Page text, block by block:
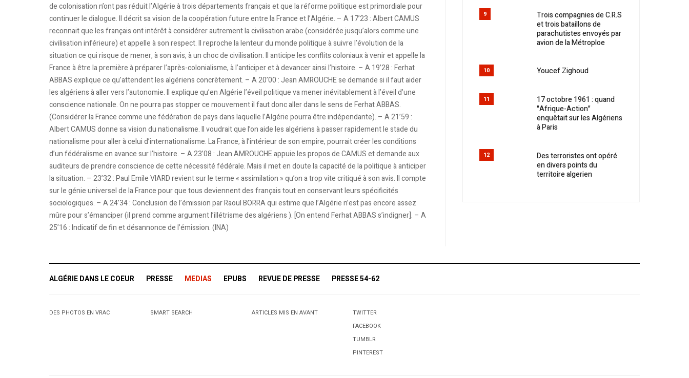
de colonisation n’ont pas réduit l’Algérie à trois départements français et que la réforme politique est primordiale pour
continuer le dialogue. Il décrit sa vision de la coopération future entre la France et l’Algérie. – A 17’23 : Albert CAMUS
reconnait que les français ont intérêt à considérer autrement la civilisation arabe (considérée jusqu’alors comme une
civilisation inférieure) et appelle à son respect. Il reproche la lenteur du monde politique à suivre l’évolution de la
situation ce qui risque de mener, à son avis, à un choc de civilisation. Il anticipe les conflits coloniaux à venir et appelle la
France à être la première à préparer l’après-colonialisme, à l’anticiper et à devancer ainsi l’histoire. – A 19’28 : Ferhat
ABBAS explique ce qu’attendent les algériens concrètement. – A 20’00 : Jean AMROUCHE se demande si il faut aider
les algériens à aller vers l’autonomie. Il explique qu’en Algérie l’éveil politique va mener inévitablement à l’éveil d’une
conscience nationale. On ne pourra pas stopper ce mouvement il faut donc aller dans le sens de Ferhat ABBAS.
(Considérer la France comme une fédération de pays dans laquelle l’Algérie pourra être indépendante). – A 21’59 :
Albert CAMUS donne sa vision du nationalisme. Il voudrait que l’on aide les algériens à passer rapidement le stade du
nationalisme pour aller à celui d’internationalisme. La France, à l’intérieur de son empire, pourrait créer les conditions
d’un fédéralisme en avance sur l’histoire. – A 23’08 : Jean AMROUCHE appuie les propos de CAMUS et demande aux
auditeurs de prendre conscience de cette nécessité fédérale. Mais il met en doute la capacité de la politique à anticiper
la situation. – 23’32 : Paul Emile VIARD revient sur le terme « assimilation » qu’on a trop vite critiqué à son avis. Il compte
sur le génie universel de la France pour que tous deviennent des français tout en conservant leurs spécificités
sociologiques. – A 24’34 : Conclusion de l’émission par Raoul BORRA qui estime que l’Algérie n’est pas encore assez
mûre pour s’émanciper (il prend comme argument l’illétrisme des algériens ). [On entend Ferhat ABBAS s’indigner]. – A
25’16 : Indicatif de fin et désannonce de l’émission. (INA)
9
Trois compagnies de C.R.S
et trois bataillons de
parachutistes envoyés par
avion de la Métroploe
10 Youcef Zighoud
11
17 octobre 1961 : quand
"Afrique-Action"
enquêtait sur les Algériens
à Paris
12
Des terroristes ont opéré
en divers points du
territoire algerien
ALGÉRIE DANS LE COEUR PRESSE MEDIAS EPUBS REVUE DE PRESSE PRESSE 54-62
DES PHOTOS EN VRAC SMART SEARCH ARTICLES MIS EN AVANT
TWITTER
FACEBOOK
TUMBLR
PINTEREST